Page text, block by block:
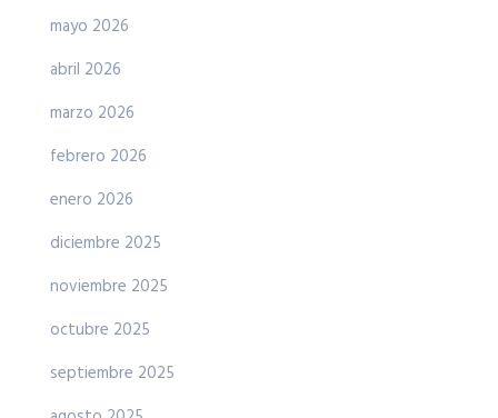
mayo 2026
abril 2026
marzo 2026
febrero 2026
enero 2026
diciembre 2025
noviembre 2025
octubre 2025
septiembre 2025